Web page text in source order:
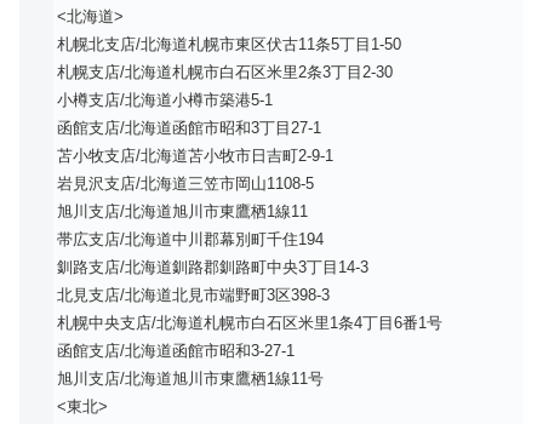
<北海道>
札幌北支店/北海道札幌市東区伏古11条5丁目1-50
札幌支店/北海道札幌市白石区米里2条3丁目2-30
小樽支店/北海道小樽市築港5-1
函館支店/北海道函館市昭和3丁目27-1
苫小牧支店/北海道苫小牧市日吉町2-9-1
岩見沢支店/北海道三笠市岡山1108-5
旭川支店/北海道旭川市東鷹栖1線11
帯広支店/北海道中川郡幕別町千住194
釧路支店/北海道釧路郡釧路町中央3丁目14-3
北見支店/北海道北見市端野町3区398-3
札幌中央支店/北海道札幌市白石区米里1条4丁目6番1号
函館支店/北海道函館市昭和3-27-1
旭川支店/北海道旭川市東鷹栖1線11号
<東北>